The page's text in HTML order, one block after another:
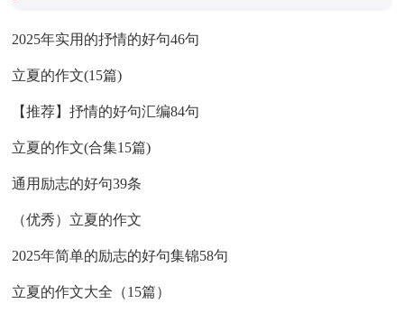
2025年实用的抒情的好句46句
立夏的作文(15篇)
【推荐】抒情的好句汇编84句
立夏的作文(合集15篇)
通用励志的好句39条
（优秀）立夏的作文
2025年简单的励志的好句集锦58句
立夏的作文大全（15篇）